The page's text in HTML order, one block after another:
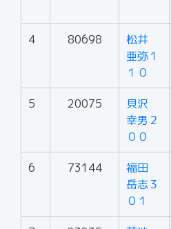
4 80698
松井
亜弥１
１０
5 20075
貝沢
幸男２
００
6 73144
福田
岳志３
０１